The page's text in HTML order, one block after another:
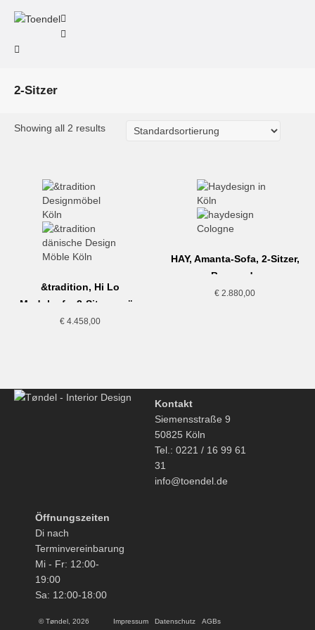
2-Sitzer
Showing all 2 results
&tradition, Hi Lo
Modulsofa, 2-Sitzer, grün
€4.458,00
HAY, Amanta-Sofa, 2-Sitzer,
Burgundy
€ 2.880,00
Kontakt
Siemensstraße 9
50825 Köln
Tel.: 0221 / 16 99 61
31
info@toendel.de
Öffnungszeiten
Di nach
Terminvereinbarung
Mi - Fr: 12:00-
19:00
Sa: 12:00-18:00
© Tøndel, 2026 Impressum Datenschutz AGBs